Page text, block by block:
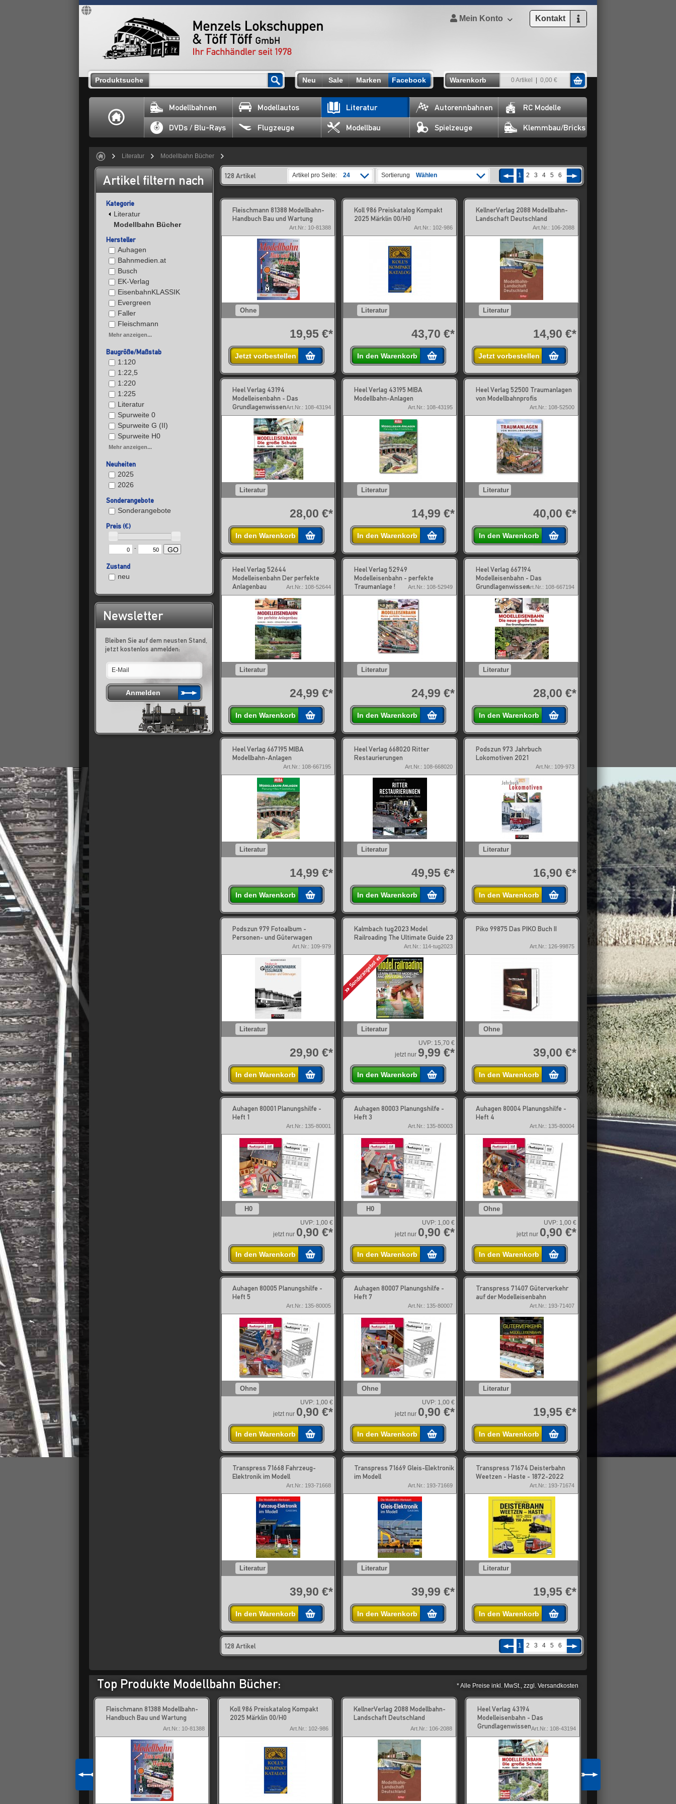
Mein Konto Kontakt
Produktsuche Neu Sale Marken Facebook Warenkorb 0 Artikel 0,00 €
Modellbahnen Modellautos Literatur Autorennbahnen RC Modelle
DVDs / Blu-Rays Flugzeuge Modellbau Spielzeuge Klemmbau/Bricks
Literatur Modellbahn Bücher
Artikel filtern nach
Kategorie
Literatur
Modellbahn Bücher
Hersteller
Auhagen
Bahnmedien.at
Busch
EK-Verlag
EisenbahnKLASSIK
Evergreen
Faller
Fleischmann
Mehr anzeigen...
Baugröße/Maßstab
1:120
1:22,5
1:220
1:225
Literatur
Spurweite 0
Spurweite G (II)
Spurweite H0
Mehr anzeigen...
Neuheiten
2025
2026
Sonderangebote
Sonderangebote
Preis (€)
- GO
Zustand
neu
Newsletter
Bleiben Sie auf dem neusten Stand,
jetzt kostenlos anmelden:
128 Artikel 1 2 3 4 5 6
Artikel pro Seite: 24 Sortierung Wählen
Fleischmann 81388 Modellbahn-
Handbuch Bau und Wartung
Art.Nr.: 10-81388
Ohne
19,95 €*
Jetzt vorbestellen
Koll 986 Preiskatalog Kompakt
2025 Märklin 00/H0
Art.Nr.: 102-986
Literatur
43,70 €*
In den Warenkorb
KellnerVerlag 2088 Modellbahn-
Landschaft Deutschland
Art.Nr.: 106-2088
Literatur
14,90 €*
Jetzt vorbestellen
Heel Verlag 43194
Modelleisenbahn - Das
GrundlagenwissenArt.Nr.: 108-43194
Literatur
28,00 €*
In den Warenkorb
Heel Verlag 43195 MIBA
Modellbahn-Anlagen
Art.Nr.: 108-43195
Literatur
14,99 €*
In den Warenkorb
Heel Verlag 52500 Traumanlagen
von Modellbahnprofis
Art.Nr.: 108-52500
Literatur
40,00 €*
In den Warenkorb
Heel Verlag 52644
Modelleisenbahn Der perfekte
Anlagenbau
Art.Nr.: 108-52644
Literatur
24,99 €*
In den Warenkorb
Heel Verlag 52949
Modelleisenbahn - perfekte
Traumanlage !
Art.Nr.: 108-52949
Literatur
24,99 €*
In den Warenkorb
Heel Verlag 667194
Modelleisenbahn - Das
GrundlagenwissenArt.Nr.: 108-667194
Literatur
28,00 €*
In den Warenkorb
Heel Verlag 667195 MIBA
Modellbahn-Anlagen
Art.Nr.: 108-667195
Literatur
14,99 €*
In den Warenkorb
Heel Verlag 668020 Ritter
Restaurierungen
Art.Nr.: 108-668020
Literatur
49,95 €*
In den Warenkorb
Podszun 973 Jahrbuch
Lokomotiven 2021
Art.Nr.: 109-973
Literatur
16,90 €*
In den Warenkorb
Podszun 979 Fotoalbum -
Personen- und Güterwagen
Art.Nr.: 109-979
Literatur
29,90 €*
In den Warenkorb
Kalmbach tug2023 Model
Railroading The Ultimate Guide 23
Art.Nr.: 114-tug2023
Literatur
UVP: 15,70 €
jetzt nur 9,99 €*
In den Warenkorb
Piko 99875 Das PIKO Buch II
Art.Nr.: 126-99875
Ohne
39,00 €*
In den Warenkorb
Auhagen 80001 Planungshilfe -
Heft 1
Art.Nr.: 135-80001
H0
UVP: 1,00 €
jetzt nur 0,90 €*
In den Warenkorb
Auhagen 80003 Planungshilfe -
Heft 3
Art.Nr.: 135-80003
H0
UVP: 1,00 €
jetzt nur 0,90 €*
In den Warenkorb
Auhagen 80004 Planungshilfe -
Heft 4
Art.Nr.: 135-80004
Ohne
UVP: 1,00 €
jetzt nur 0,90 €*
In den Warenkorb
Auhagen 80005 Planungshilfe -
Heft 5
Art.Nr.: 135-80005
Ohne
UVP: 1,00 €
jetzt nur 0,90 €*
In den Warenkorb
Auhagen 80007 Planungshilfe -
Heft 7
Art.Nr.: 135-80007
Ohne
UVP: 1,00 €
jetzt nur 0,90 €*
In den Warenkorb
Transpress 71407 Güterverkehr
auf der Modelleisenbahn
Art.Nr.: 193-71407
Literatur
19,95 €*
In den Warenkorb
Transpress 71668 Fahrzeug-
Elektronik im Modell
Art.Nr.: 193-71668
Literatur
39,90 €*
In den Warenkorb
Transpress 71669 Gleis-Elektronik
im Modell
Art.Nr.: 193-71669
Literatur
39,99 €*
In den Warenkorb
Transpress 71674 Deisterbahn
Weetzen - Haste - 1872-2022
Art.Nr.: 193-71674
Literatur
19,95 €*
In den Warenkorb
128 Artikel 1 2 3 4 5 6
Top Produkte Modellbahn Bücher: * Alle Preise inkl. MwSt., zzgl. Versandkosten
Fleischmann 81388 Modellbahn-
Handbuch Bau und Wartung
Art.Nr.: 10-81388
Koll 986 Preiskatalog Kompakt
2025 Märklin 00/H0
Art.Nr.: 102-986
KellnerVerlag 2088 Modellbahn-
Landschaft Deutschland
Art.Nr.: 106-2088
Heel Verlag 43194
Modelleisenbahn - Das
GrundlagenwissenArt.Nr.: 108-43194